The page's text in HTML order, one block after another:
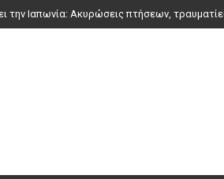
που έπαιξε Τσιτσάνη σε δρόμο στο